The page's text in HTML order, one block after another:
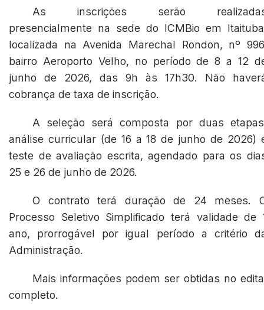
As inscrições serão
presencialmente na sede do ICMBio em
localizada na Avenida Marechal Rondon, nº
bairro Aeroporto Velho, no período de 8 a 12
junho de 2026, das 9h às 17h30. Não
cobrança de taxa de inscrição.
A seleção será composta por duas
análise curricular (de 16 a 18 de junho de 2026)
teste de avaliação escrita, agendado para os
25 e 26 de junho de 2026.
O contrato terá duração de 24 meses.
Processo Seletivo Simplificado terá validade de
ano, prorrogável por igual período a critério
Administração.
Mais informações podem ser obtidas no
completo.